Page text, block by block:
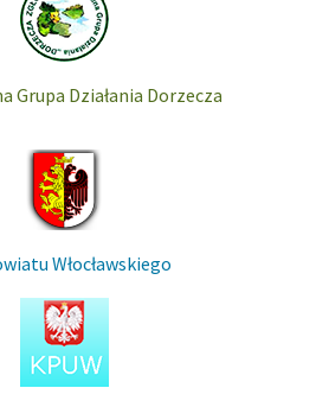
Grupa Działania Dorzecza
Włocławskiego